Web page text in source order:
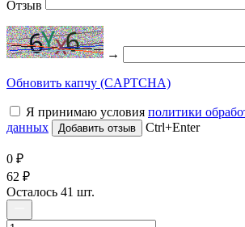
Отзыв
→
Обновить капчу (CAPTCHA)
Я принимаю условия политики
данных
Ctrl+Enter
0 ₽
62 ₽
Осталось 41 шт.